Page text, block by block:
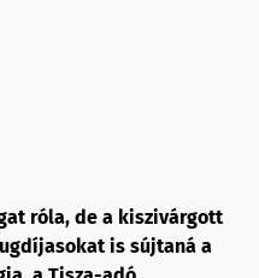
róla, de a kiszivárgott
is sújtaná a